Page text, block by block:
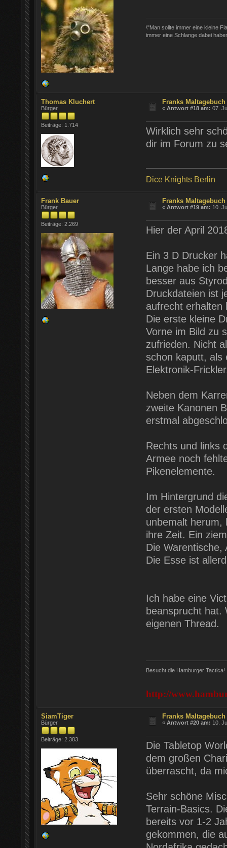
\"Man sollte immer eine kleine
immer eine Schlange dabei
Thomas Kluchert
Bürger
Beiträge: 1.714
Franks
«Antwort #18 am: 07.
Wirklich sehr
dir im Forum zu
Dice Knights Berlin
Frank Bauer
Bürger
Beiträge: 2.269
Franks
«Antwort #19 am: 10.
Hier der April
Ein 3 D Drucker
Lange habe ich
besser aus
Druckdateien ist
aufrecht erhalten
Die erste kleine
Vorne im Bild zu
zufrieden. Nicht
schon kaputt, als
Elektronik-
Neben dem
zweite Kanonen
erstmal
Rechts und links
Armee noch
Pikenelemente.
Im Hintergrund
der ersten
unbemalt herum,
ihre Zeit. Ein
Die
Die Esse ist
Ich habe eine
beansprucht hat.
eigenen Thread.
Besucht die Hamburger Tactica!
http://
SiamTiger
Bürger
Beiträge: 2.383
Franks
«Antwort #20 am: 10.
Die Tabletop
dem großen
überrascht, da
Sehr schöne
Terrain-Basics.
bereits vor 1-2
gekommen, die